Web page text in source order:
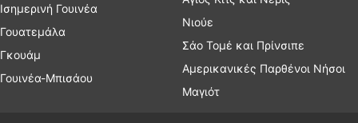
Ισημερινή Γουινέα
Γουατεμάλα
Γκουάμ
Γουινέα-Μπισάου
Νιούε
Σάο Τομέ και Πρίνσιπε
Αμερικανικές Παρθένοι Νήσοι
Μαγιότ